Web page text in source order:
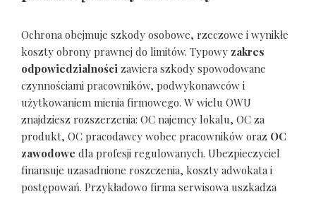
Ochrona obejmuje szkody osobowe, rzeczowe i wynikłe
koszty obrony prawnej do limitów. Typowy zakres
odpowiedzialności zawiera szkody spowodowane
czynnościami pracowników, podwykonawców i
użytkowaniem mienia firmowego. W wielu OWU
znajdziesz rozszerzenia: OC najemcy lokalu, OC za
produkt, OC pracodawcy wobec pracowników oraz OC
zawodowe dla profesji regulowanych. Ubezpieczyciel
finansuje uzasadnione roszczenia, koszty adwokata i
postępowań. Przykładowo firma serwisowa uszkadza